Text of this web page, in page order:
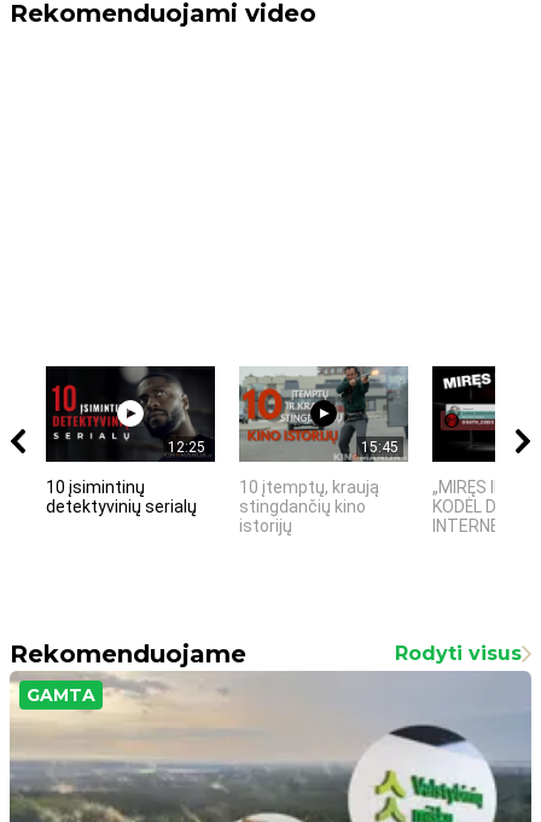
Rekomenduojami video
12:25
10 įsimintinų
detektyvinių serialų
15:45
10 įtemptų, kraują
stingdančių kino
istorijų
„MIRĘS
KODĖL
INTERNETO
Rekomenduojame Rodyti visus
GAMTA